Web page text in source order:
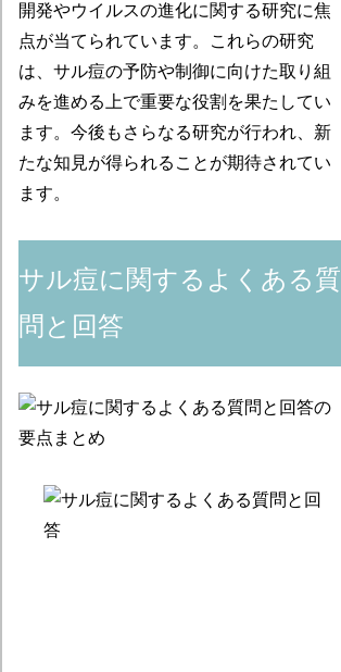
開発やウイルスの進化に関する研究に焦
点が当てられています。これらの研究
は、サル痘の予防や制御に向けた取り組
みを進める上で重要な役割を果たしてい
ます。今後もさらなる研究が行われ、新
たな知見が得られることが期待されてい
ます。
サル痘に関するよくある質
問と回答